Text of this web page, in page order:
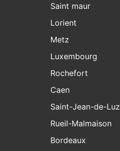
Saint maur
Lorient
Metz
Luxembourg
Rochefort
Caen
Saint-Jean-de-Luz
Rueil-Malmaison
Bordeaux